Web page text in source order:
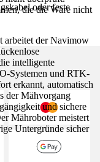
oder feste
arbeitet der Navimow
intelligente
Systemen und RTK-
erkannt, automatisch
der Mähvorgang
und sichere
Mähroboter meistert
Untergründe sicher
die die Ware nicht